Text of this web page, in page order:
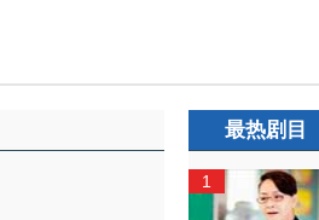
最热剧目
1